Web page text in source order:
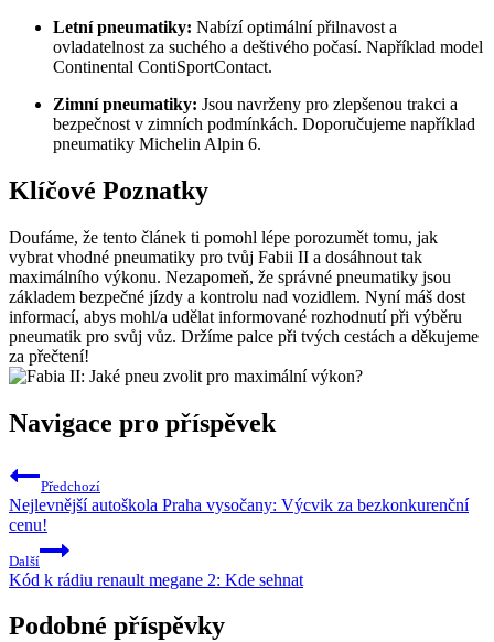
Letní pneumatiky: Nabízí optimální přilnavost a
ovladatelnost za suchého a deštivého počasí. Například model
Continental ContiSportContact.
Zimní pneumatiky: Jsou navrženy pro zlepšenou trakci a
bezpečnost v zimních podmínkách. Doporučujeme například
pneumatiky Michelin Alpin 6.
Klíčové Poznatky
Doufáme, že tento článek ti pomohl lépe porozumět tomu, jak
vybrat vhodné pneumatiky pro tvůj Fabii II a dosáhnout tak
maximálního výkonu. Nezapomeň, že správné pneumatiky jsou
základem bezpečné jízdy a kontrolu nad vozidlem. Nyní máš dost
informací, abys mohl/a udělat informované rozhodnutí při výběru
pneumatik pro svůj vůz. Držíme palce při tvých cestách a děkujeme
za přečtení!
Navigace pro příspěvek
Předchozí
Nejlevnější autoškola Praha vysočany: Výcvik za bezkonkurenční
cenu!
Další
Kód k rádiu renault megane 2: Kde sehnat
Podobné příspěvky